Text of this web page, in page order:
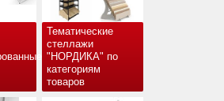
Тематические
стеллажи
"НОРДИКА" по
категориям
товаров